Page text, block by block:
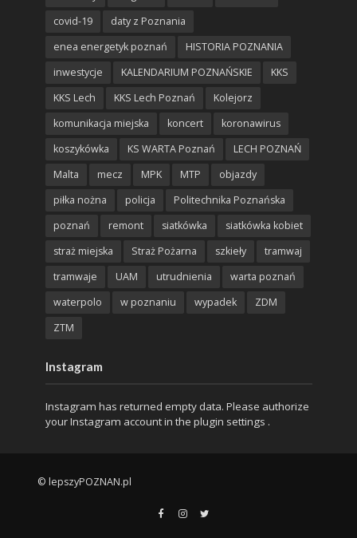
covid-19
daty z Poznania
enea energetyk poznań
HISTORIA POZNANIA
inwestycje
KALENDARIUM POZNAŃSKIE
KKS
KKS Lech
KKS Lech Poznań
Kolejorz
komunikacja miejska
koncert
koronawirus
koszykówka
KS WARTA Poznań
LECH POZNAŃ
Malta
mecz MPK MTP
objazdy
piłka nożna
policja
Politechnika Poznańska
poznań
remont siatkówka
siatkówka kobiet
straż miejska
Straż Pożarna szkieły
tramwaj
tramwaje
UAM utrudnienia
warta poznań
waterpolo
w poznaniu wypadek
ZDM
ZTM
Instagram
Instagram has returned empty data. Please authorize
your Instagram account in the plugin settings .
© lepszyPOZNAN.pl